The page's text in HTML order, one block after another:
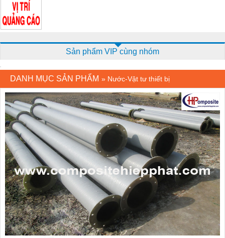
Sản phẩm VIP cùng nhóm
DANH MỤC SẢN PHẨM » Nước-Vật tư thiết bị